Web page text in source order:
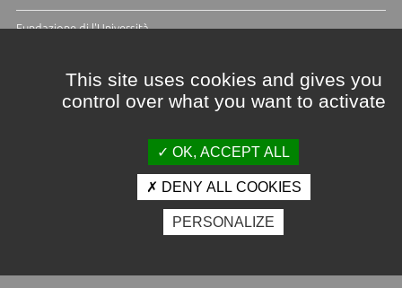
Fundazione di l'Università
Crédits et mentions légales
Espace presse
Photothèque
This site uses cookies and gives you
control over what you want to activate
OK, ACCEPT ALL
DENY ALL COOKIES
PERSONALIZE